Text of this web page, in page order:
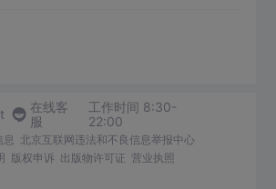
和课程实践。
在线客
服
工作时间 8:30-
22:00
息 北京互联网违法和不良信息举报中心
版权申诉 出版物许可证 营业执照